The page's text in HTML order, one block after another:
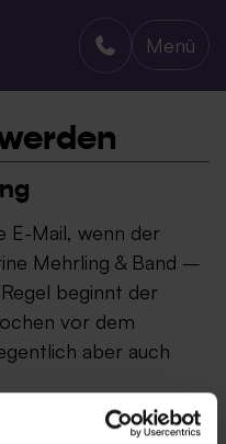
Menü
E-Mail, wenn der
Mehrling & Band –
beginnt der
vor dem
aber auch